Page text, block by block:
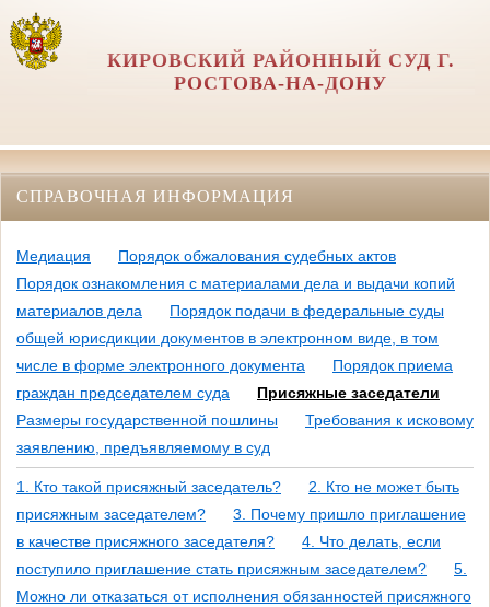
КИРОВСКИЙ РАЙОННЫЙ СУД Г.
РОСТОВА-НА-ДОНУ
СПРАВОЧНАЯ ИНФОРМАЦИЯ
Медиация
Порядок обжалования судебных актов
Порядок ознакомления с материалами дела и выдачи копий
материалов дела
Порядок подачи в федеральные суды
общей юрисдикции документов в электронном виде, в том
числе в форме электронного документа
Порядок приема
граждан председателем суда
Присяжные заседатели
Размеры государственной пошлины
Требования к исковому
заявлению, предъявляемому в суд
1. Кто такой присяжный заседатель?
2. Кто не может быть
присяжным заседателем?
3. Почему пришло приглашение
в качестве присяжного заседателя?
4. Что делать, если
поступило приглашение стать присяжным заседателем?
5.
Можно ли отказаться от исполнения обязанностей присяжного